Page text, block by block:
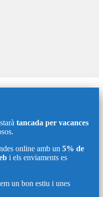
tancada per vacances
online amb un 5% de
i els enviaments es
un bon estiu i unes